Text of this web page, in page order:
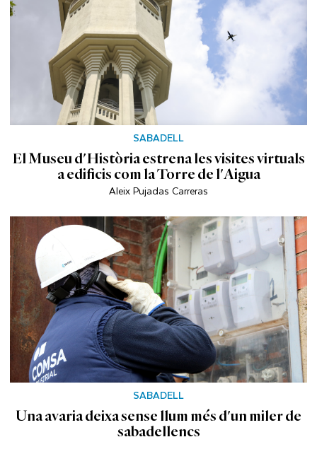
SABADELL
El Museu d'Història estrena les visites virtuals
a edificis com la Torre de l'Aigua
Aleix Pujadas Carreras
SABADELL
Una avaria deixa sense llum més d'un miler de
sabadellencs